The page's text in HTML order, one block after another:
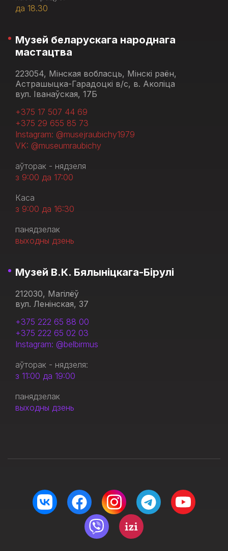
да 18.30
Музей беларускага народнага
мастацтва
223054, Мінская вобласць, Мінскі раён,
Астрашыцка-Гарадоцкі в/с, в. Аколіца
вул. Іванаўская, 17Б
+375 17 507 44 69
+375 29 655 85 73
Instagram: @musejraubichy1979
VK: @museumraubichy
аўторак - нядзеля
з 9:00 да 17:00
Каса
з 9:00 да 16:30
панядзелак
выходны дзень
Музей В.К. Бялыніцкага-Бірулі
212030, Магілёў
вул. Ленінская, 37
+375 222 65 88 00
+375 222 65 02 03
Instagram: @belbirmus
аўторак - нядзеля:
з 11:00 да 19:00
панядзелак
выходны дзень